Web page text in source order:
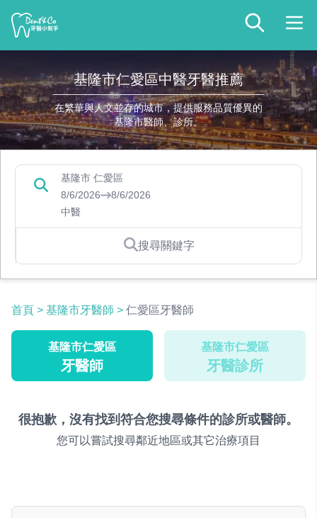
基隆市仁愛區中醫牙醫推薦
在繁華與人文並存的城市，提供服務品質優異的
基隆市醫師、診所。
基隆市 仁愛區
8/6/2026
8/6/2026
中醫
搜尋關鍵字
首頁 > 基隆市牙醫師 > 仁愛區牙醫師
基隆市仁愛區
牙醫師
基隆市仁愛區
牙醫診所
很抱歉，沒有找到符合您搜尋條件的診所或醫師。
您可以嘗試搜尋鄰近地區或其它治療項目